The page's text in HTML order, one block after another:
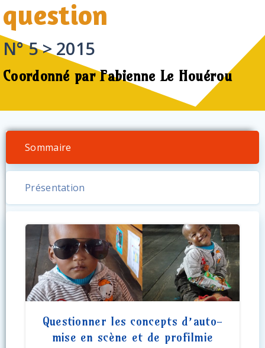
question
N° 5 > 2015
Coordonné par Fabienne Le Houérou
Sommaire
Présentation
Questionner les concepts d’auto-
mise en scène et de profilmie